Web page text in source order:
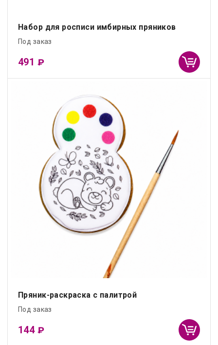
Набор для росписи имбирных пряников
Под заказ
491 ₽
Пряник-раскраска с палитрой
Под заказ
144 ₽